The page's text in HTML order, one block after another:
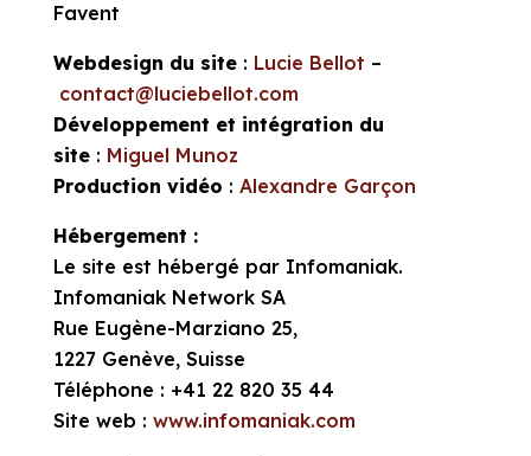
Favent
Webdesign du site: Lucie Bellot –
contact@luciebellot.com
Développement et intégration du
site: Miguel Munoz
Production vidéo : Alexandre Garçon
Hébergement :
Le site est hébergé par Infomaniak.
Infomaniak Network SA
Rue Eugène-Marziano 25,
1227 Genève, Suisse
Téléphone : +41 22 820 35 44
Site web : www.infomaniak.com